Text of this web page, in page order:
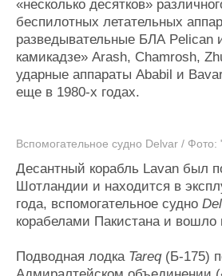
«несколько десятков»
беспилотных летательных
разведывательные БЛА Pelican
камикадзе» Arash, Chamrosh,
ударные аппараты Ababil и
еще в 1980-х годах.
Вспомогательное судно Delvar / Фото:
Десантный корабль Lavan был
Шотландии и находится в
года, вспомогательное судно
корабелами Пакистана и вошло
Подводная лодка Tareq(Б-175)